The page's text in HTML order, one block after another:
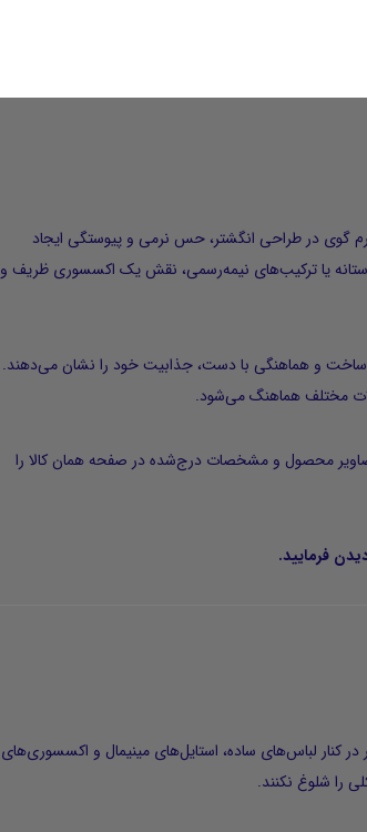
فرم گوی در طراحی انگشتر، حس نرمی و پیوستگی ایجاد
یا ترکیب‌های نیمه‌رسمی، نقش یک اکسسوری ظریف و
ساخت و هماهنگی با دست، جذابیت خود را نشان می‌دهند.
مختلف هماهنگ می‌شود.
تصاویر محصول و مشخصات درج‌شده در صفحه همان کالا را
فرمایید.
کنار لباس‌های ساده، استایل‌های مینیمال و اکسسوری‌های
را شلوغ نکنند.